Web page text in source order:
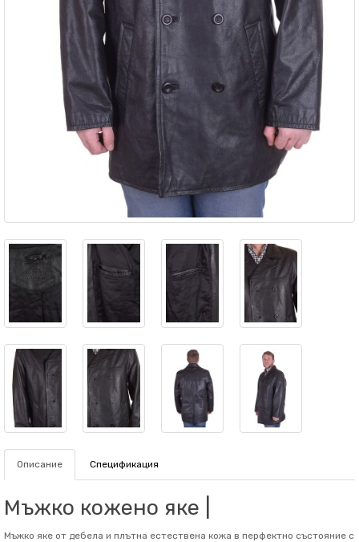
Описание Спецификация
Мъжко кожено яке |
Мъжко яке от дебела и плътна естествена кожа в перфектно състояние с